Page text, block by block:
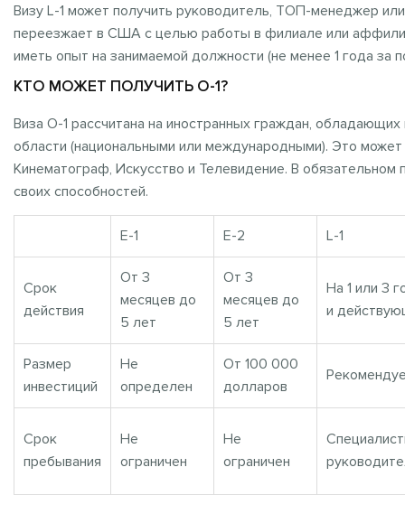
Визу L-1 может получить руководитель, ТОП-менеджер
переезжает в США с целью работы в филиале или
иметь опыт на занимаемой должности (не менее 1 года за
КТО МОЖЕТ ПОЛУЧИТЬ O-1?
Виза О-1 рассчитана на иностранных граждан,
области (национальными или международными). Это
Кинематограф, Искусство и Телевидение. В
своих способностей.
Е-1 E-2 L-1
Срок
действия
От 3
месяцев до
5 лет
От 3
месяцев до
5 лет
На 1 или 3
и
Размер
инвестиций
Не
определен
От 100 000
долларов
Срок
пребывания
Не
ограничен
Не
ограничен